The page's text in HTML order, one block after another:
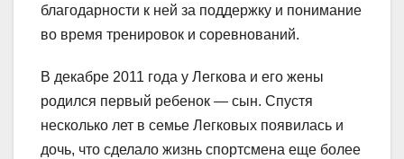
благодарности к ней за поддержку и понимание
во время тренировок и соревнований.
В декабре 2011 года у Легкова и его жены
родился первый ребенок — сын. Спустя
несколько лет в семье Легковых появилась и
дочь, что сделало жизнь спортсмена еще более